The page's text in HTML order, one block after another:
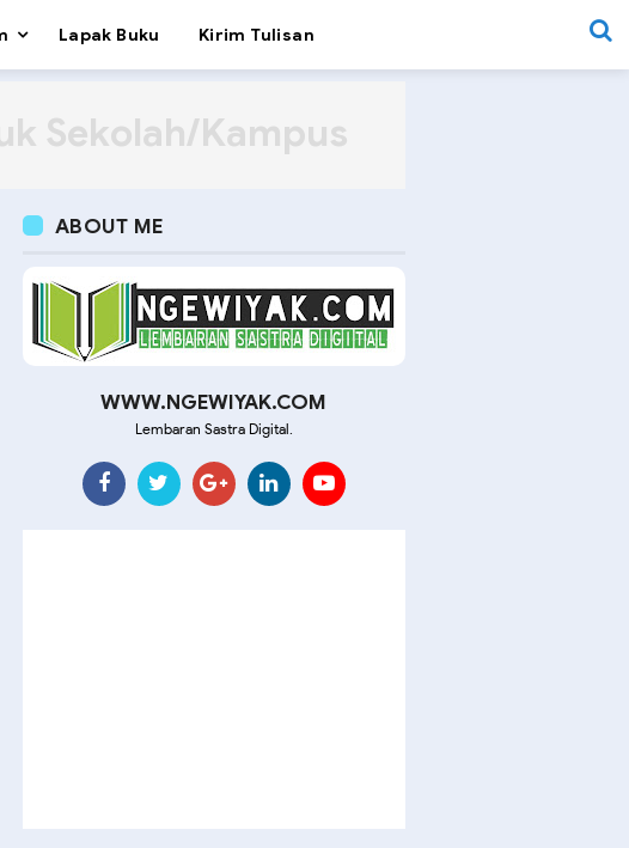
Lapak Buku Kirim Tulisan
Sekolah/Kampus
ABOUT ME
WWW.NGEWIYAK.COM
Lembaran Sastra Digital.